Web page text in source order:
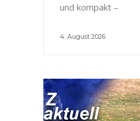
und kompakt –
4. August 2026